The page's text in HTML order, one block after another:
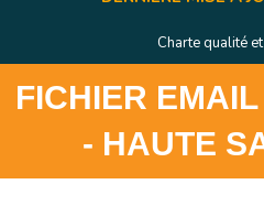
Charte qualité
FICHIER
- HAUTE